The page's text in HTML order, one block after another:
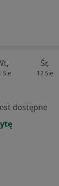
Sie
Śr,
12 Sie
dostępne